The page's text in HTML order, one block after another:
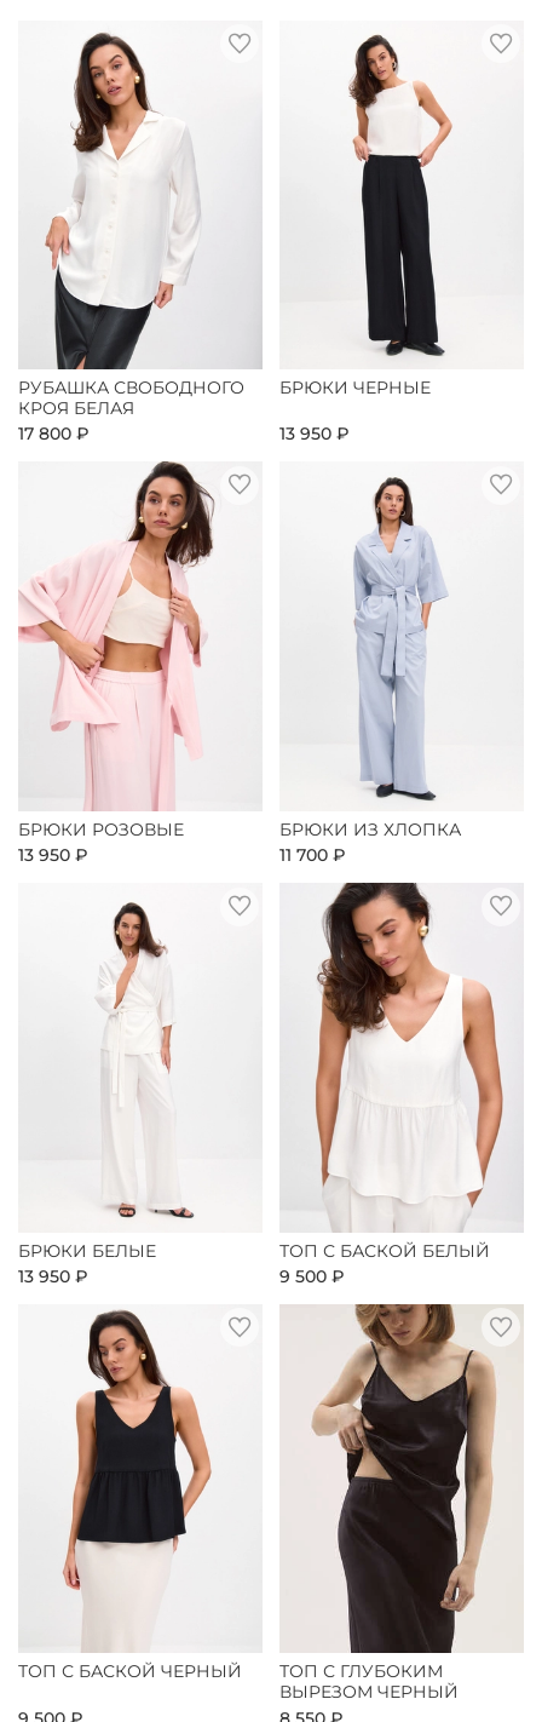
РУБАШКА СВОБОДНОГО
КРОЯ БЕЛАЯ
17 800 ₽
БРЮКИ ЧЕРНЫЕ
13 950 ₽
БРЮКИ РОЗОВЫЕ
13 950 ₽
БРЮКИ ИЗ ХЛОПКА
11 700 ₽
БРЮКИ БЕЛЫЕ
13 950 ₽
ТОП С БАСКОЙ БЕЛЫЙ
9 500 ₽
ТОП С БАСКОЙ ЧЕРНЫЙ
ТОП С ГЛУБОКИМ
ВЫРЕЗОМ ЧЕРНЫЙ